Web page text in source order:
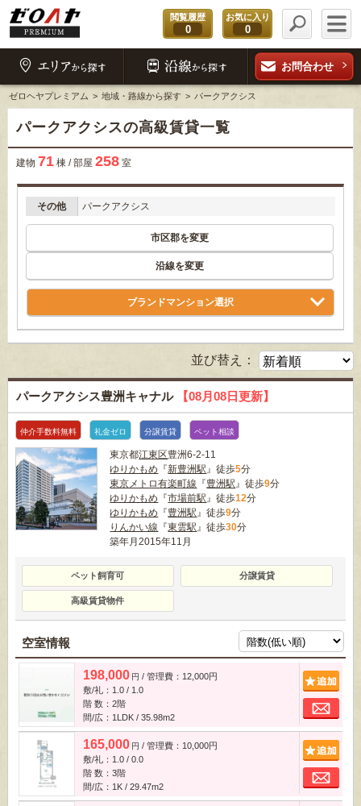
閲覧履歴
0
お気に入り
0
お問合わせ
ゼロヘヤプレミアム 地域・路線から探す パークアクシス
パークアクシスの高級賃貸一覧
建物 71棟 / 部屋 258室
その他 パークアクシス
市区郡を変更
沿線を変更
ブランドマンション選択
並び替え：
パークアクシス豊洲キャナル 【08月08日更新】
仲介手数料無料 礼金ゼロ 分譲賃貸 ペット相談
東京都江東区豊洲6-2-11
ゆりかもめ 『新豊洲駅』徒歩5分
東京メトロ有楽町線 『豊洲駅』徒歩9分
ゆりかもめ 『市場前駅』徒歩12分
ゆりかもめ 『豊洲駅』徒歩9分
りんかい線 『東雲駅』徒歩30分
築年月2015年11月
ペット飼育可 分譲賃貸
高級賃貸物件
空室情報
198,000 円 / 管理費：12,000円
敷/礼：1.0 / 1.0
階 数：2階
間/広：1LDK / 35.98m2
165,000 円 / 管理費：10,000円
敷/礼：1.0 / 0.0
階 数：3階
間/広：1K / 29.47m2